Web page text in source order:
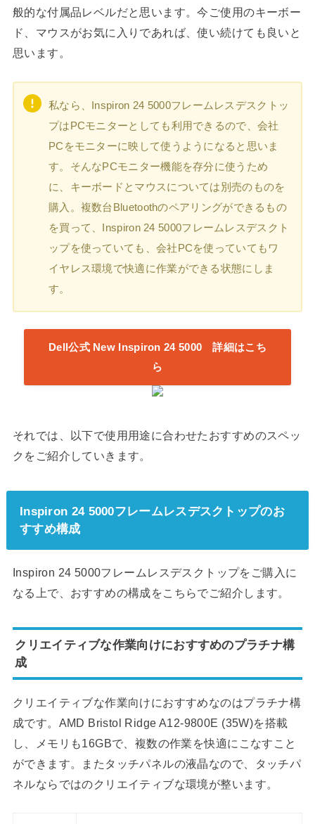
般的な付属品レベルだと思います。今ご使用のキーボー
ド、マウスがお気に入りであれば、使い続けても良いと
思います。
私なら、Inspiron 24 5000フレームレスデスクトッ
プはPCモニターとしても利用できるので、会社
PCをモニターに映して使うようになると思いま
す。そんなPCモニター機能を存分に使うため
に、キーボードとマウスについては別売のものを
購入。複数台Bluetoothのペアリングができるもの
を買って、Inspiron 24 5000フレームレスデスクト
ップを使っていても、会社PCを使っていてもワ
イヤレス環境で快適に作業ができる状態にしま
す。
Dell公式 New Inspiron 24 5000 詳細はこち
ら
それでは、以下で使用用途に合わせたおすすめのスペッ
クをご紹介していきます。
Inspiron 24 5000フレームレスデスクトップのお
すすめ構成
Inspiron 24 5000フレームレスデスクトップをご購入に
なる上で、おすすめの構成をこちらでご紹介します。
クリエイティブな作業向けにおすすめのプラチナ構
成
クリエイティブな作業向けにおすすめなのはプラチナ構
成です。AMD Bristol Ridge A12-9800E (35W)を搭載
し、メモリも16GBで、複数の作業を快適にこなすこと
ができます。またタッチパネルの液晶なので、タッチパ
ネルならではのクリエイティブな環境が整います。